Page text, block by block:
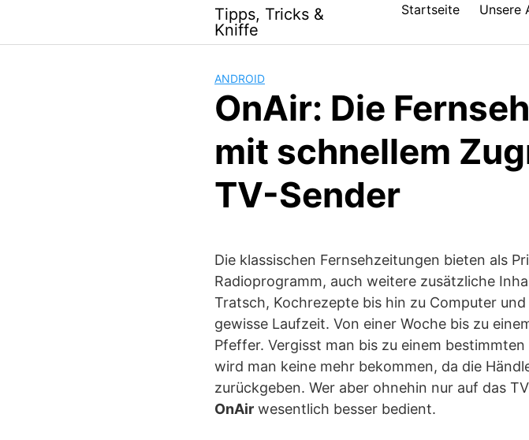
content
Tipps, Tricks &
Kniffe
Startseite Unsere
ANDROID
OnAir: Die
mit schnellem
TV-Sender
Die klassischen Fernsehzeitungen bieten als
Radioprogramm, auch weitere zusätzliche
Tratsch, Kochrezepte bis hin zu Computer
gewisse Laufzeit. Von einer Woche bis zu
Pfeffer. Vergisst man bis zu einem
wird man keine mehr bekommen, da die
zurückgeben. Wer aber ohnehin nur auf das
OnAir wesentlich besser bedient.